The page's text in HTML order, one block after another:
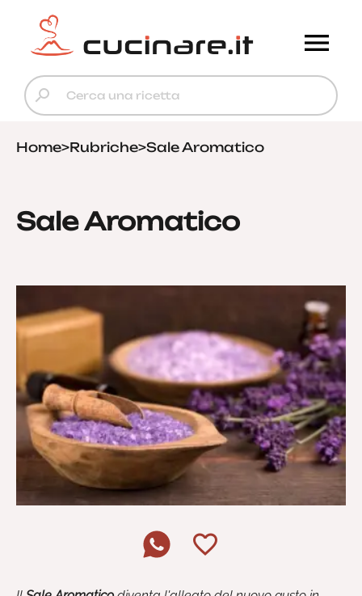
Home>Rubriche>Sale Aromatico
Sale Aromatico